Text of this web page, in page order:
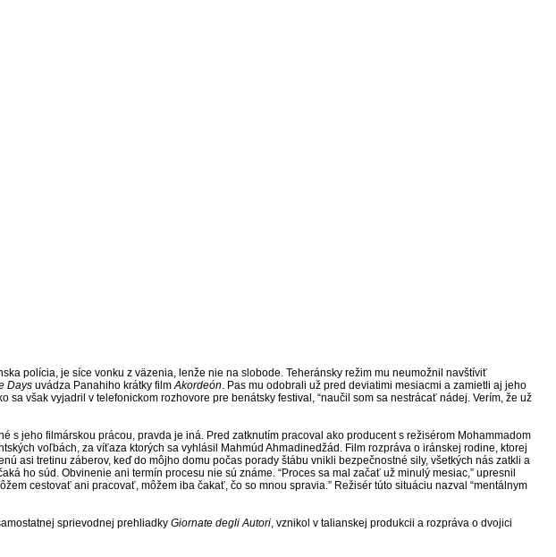
polícia, je síce vonku z väzenia, lenže nie na slobode. Teheránsky režim mu neumožnil navštíviť
Days uvádza Panahiho krátky filmAkordeón. Pas mu odobrali už pred deviatimi mesiacmi a zamietli aj jeho
však vyjadril v telefonickom rozhovore pre benátsky festival, “naučil som sa nestrácať nádej. Verím, že už
s jeho filmárskou prácou, pravda je iná. Pred zatknutím pracoval ako producent s režisérom Mohammadom
voľbách, za víťaza ktorých sa vyhlásil Mahmúd Ahmadinedžád. Film rozpráva o iránskej rodine, ktorej
asi tretinu záberov, keď do môjho domu počas porady štábu vnikli bezpečnostné sily, všetkých nás zatkli a
ho súd. Obvinenie ani termín procesu nie sú známe. “Proces sa mal začať už minulý mesiac,” upresnil
cestovať ani pracovať, môžem iba čakať, čo so mnou spravia.” Režisér túto situáciu nazval “mentálnym
sprievodnej prehliadky Giornate degli Autori, vznikol v talianskej produkcii a rozpráva o dvojici